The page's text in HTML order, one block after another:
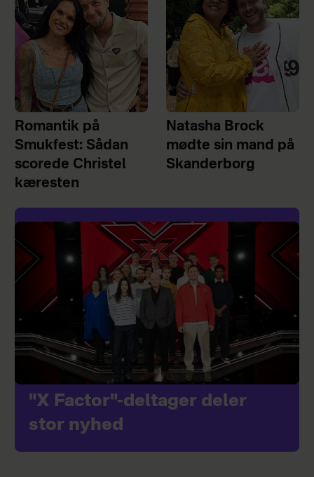
Romantik på
Smukfest: Sådan
scorede Christel
kæresten
Natasha Brock
mødte sin mand på
Skanderborg
"X Factor"-deltager deler
stor nyhed